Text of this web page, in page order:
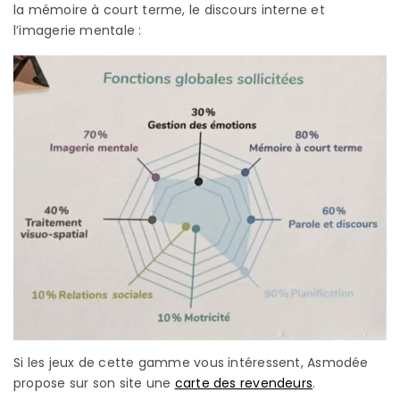
la mémoire à court terme, le discours interne et
l’imagerie mentale :
Si les jeux de cette gamme vous intéressent, Asmodée
propose sur son site une carte des revendeurs.